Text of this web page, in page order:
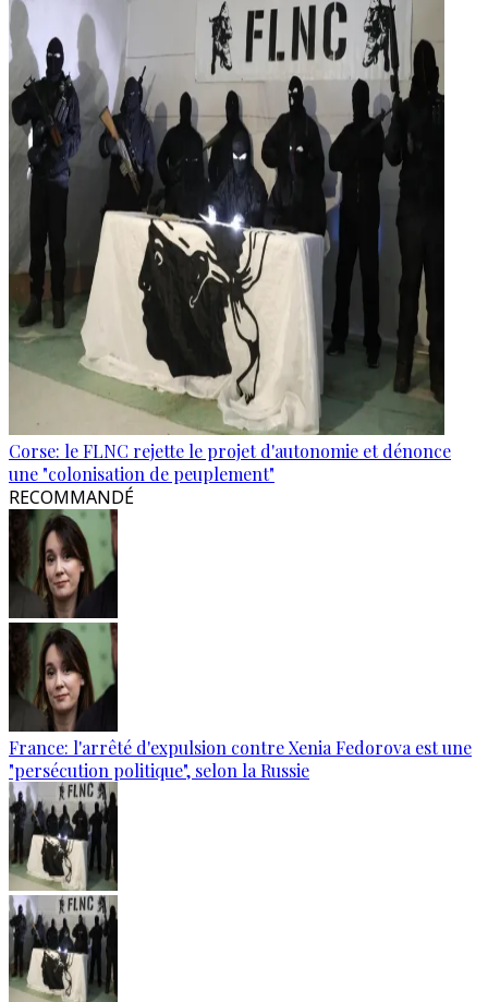
Corse: le FLNC rejette le projet d'autonomie et dénonce
une "colonisation de peuplement"
RECOMMANDÉ
France: l'arrêté d'expulsion contre Xenia Fedorova est une
"persécution politique", selon la Russie